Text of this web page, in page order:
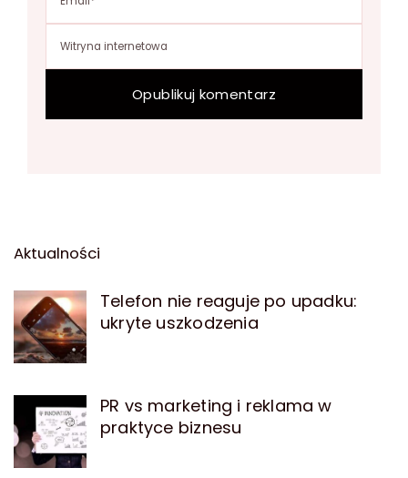
Aktualności
Telefon nie reaguje po upadku:
ukryte uszkodzenia
PR vs marketing i reklama w
praktyce biznesu